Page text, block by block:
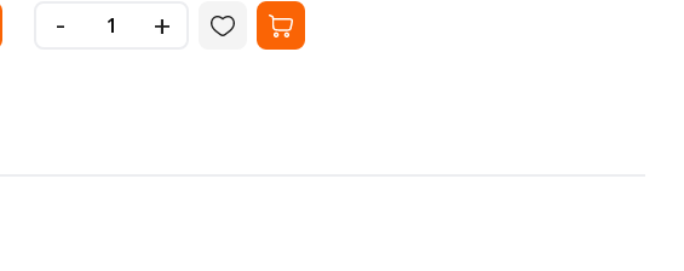
- +